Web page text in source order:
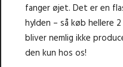
fanger øjet. Det er en
hylden – så køb hellere
bliver nemlig ikke
den kun hos os!